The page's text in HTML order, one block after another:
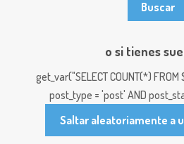
o si tienes
get_var("SELECT COUNT(*)
post_type = 'post' AND
Saltar aleatoriamente a